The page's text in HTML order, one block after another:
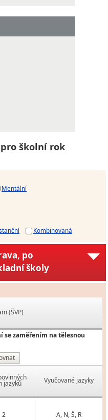
školní rok
Mentální
Kombinovaná
po
školy
(ŠVP)
se zaměřením na tělesnou
jazyků Vyučované jazyky
2 A, N, Š, R